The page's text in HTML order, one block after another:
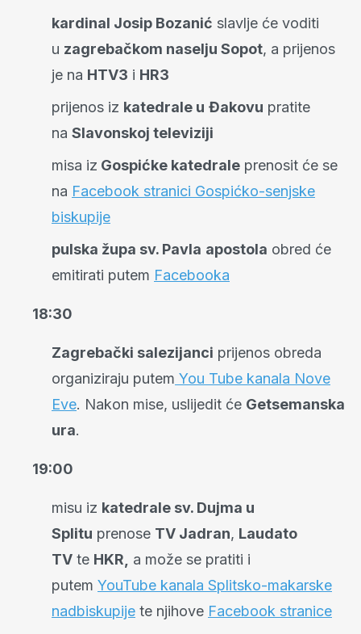
kardinal Josip Bozanić slavlje će voditi
u zagrebačkom naselju Sopot, a prijenos
je na HTV3 i HR3
prijenos iz katedrale u Đakovu pratite
na Slavonskoj televiziji
misa iz Gospićke katedrale prenosit će se
na Facebook stranici Gospićko-senjske
biskupije
pulska župa sv. Pavla apostola obred će
emitirati putem Facebooka
18:30
Zagrebački salezijanci prijenos obreda
organiziraju putem You Tube kanala Nove
Eve. Nakon mise, uslijedit će Getsemanska
ura.
19:00
misu iz katedrale sv. Dujma u
Splitu prenose TV Jadran, Laudato
TV te HKR
a može se pratiti i
putem YouTube kanala Splitsko-makarske
nadbiskupije te njihove Facebook stranice